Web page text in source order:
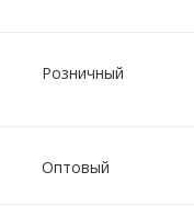
Розничный
Оптовый